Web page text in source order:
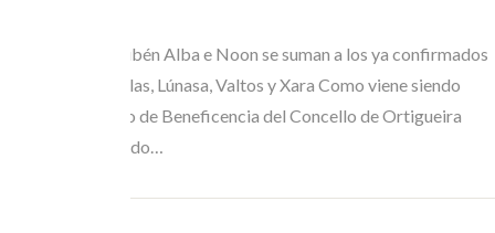
Anxo Lorenzo, Rubén Alba e Noon se suman a los ya confirmados
Yves Lambert, Solas, Lúnasa, Valtos y Xara Como viene siendo
habitual, el Teatro de Beneficencia del Concello de Ortigueira
acogió, este sábado…